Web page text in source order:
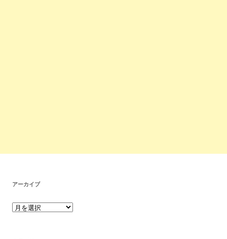
アーカイブ